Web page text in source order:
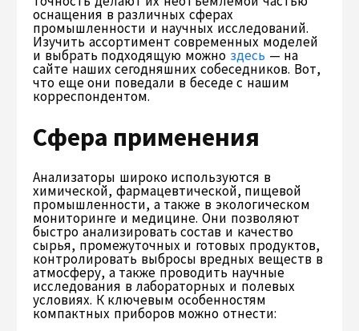
оснащения в различных сферах
промышленности и научных исследований.
Изучить ассортимент современных моделей
и выбрать подходящую можно здесь — на
сайте наших сегодняшних собеседников. Вот,
что еще они поведали в беседе с нашим
корреспондентом.
Сфера применения
Анализаторы широко используются в
химической, фармацевтической, пищевой
промышленности, а также в экологическом
мониторинге и медицине. Они позволяют
быстро анализировать состав и качество
сырья, промежуточных и готовых продуктов,
контролировать выбросы вредных веществ в
атмосферу, а также проводить научные
исследования в лабораторных и полевых
условиях. К ключевым особенностям
компактных приборов можно отнести: